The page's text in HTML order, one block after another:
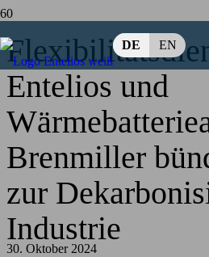
DE EN
Entelios und
Brenmiller
zur
Industrie
30. Oktober 2024